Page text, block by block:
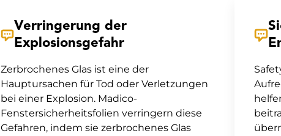
Verringerung der
Explosionsgefahr
Zerbrochenes Glas ist eine der
Hauptursachen für Tod oder Verletzungen
bei einer Explosion. Madico-
Fenstersicherheitsfolien verringern diese
Gefahren, indem sie zerbrochenes Glas